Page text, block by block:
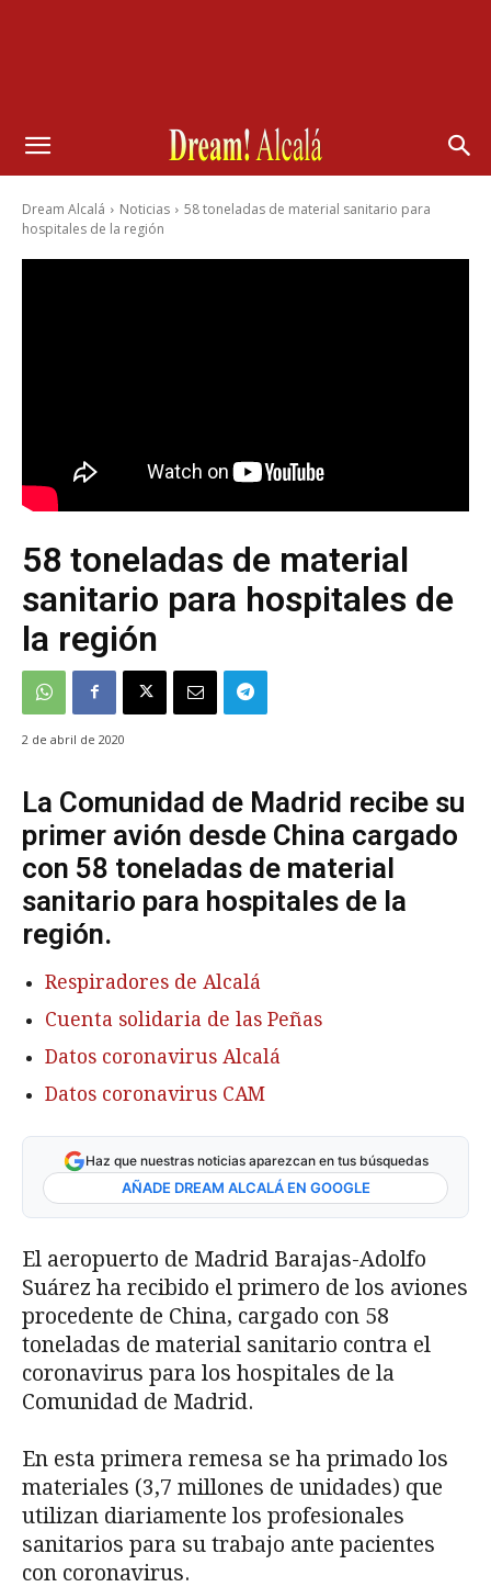
Dream Alcalá Noticias
58 toneladas de material sanitario para
hospitales de la región
58 toneladas de material
sanitario para hospitales de
la región
2 de abril de 2020
La Comunidad de Madrid recibe su
primer avión desde China cargado
con 58 toneladas de material
sanitario para hospitales de la
región.
Respiradores de Alcalá
Cuenta solidaria de las Peñas
Datos coronavirus Alcalá
Datos coronavirus CAM
Haz que nuestras noticias aparezcan en tus búsquedas
AÑADE DREAM ALCALÁ EN GOOGLE
El aeropuerto de Madrid Barajas-Adolfo
Suárez ha recibido el primero de los aviones
procedente de China, cargado con 58
toneladas de material sanitario contra el
coronavirus para los hospitales de la
Comunidad de Madrid.
En esta primera remesa se ha primado los
materiales (3,7 millones de unidades) que
utilizan diariamente los profesionales
sanitarios para su trabajo ante pacientes
con coronavirus.